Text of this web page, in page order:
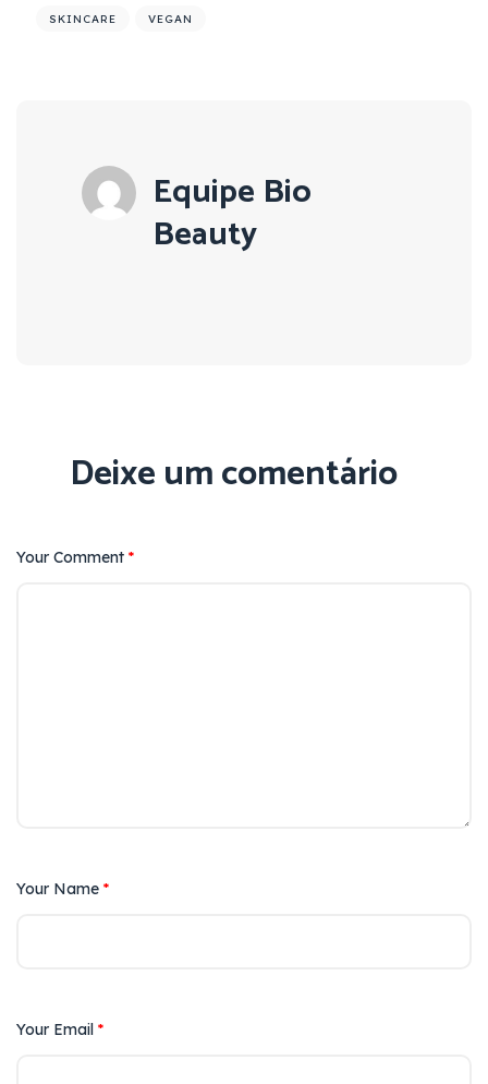
SKINCARE VEGAN
Equipe Bio
Beauty
Deixe um comentário
Your Comment *
Your Name *
Your Email *